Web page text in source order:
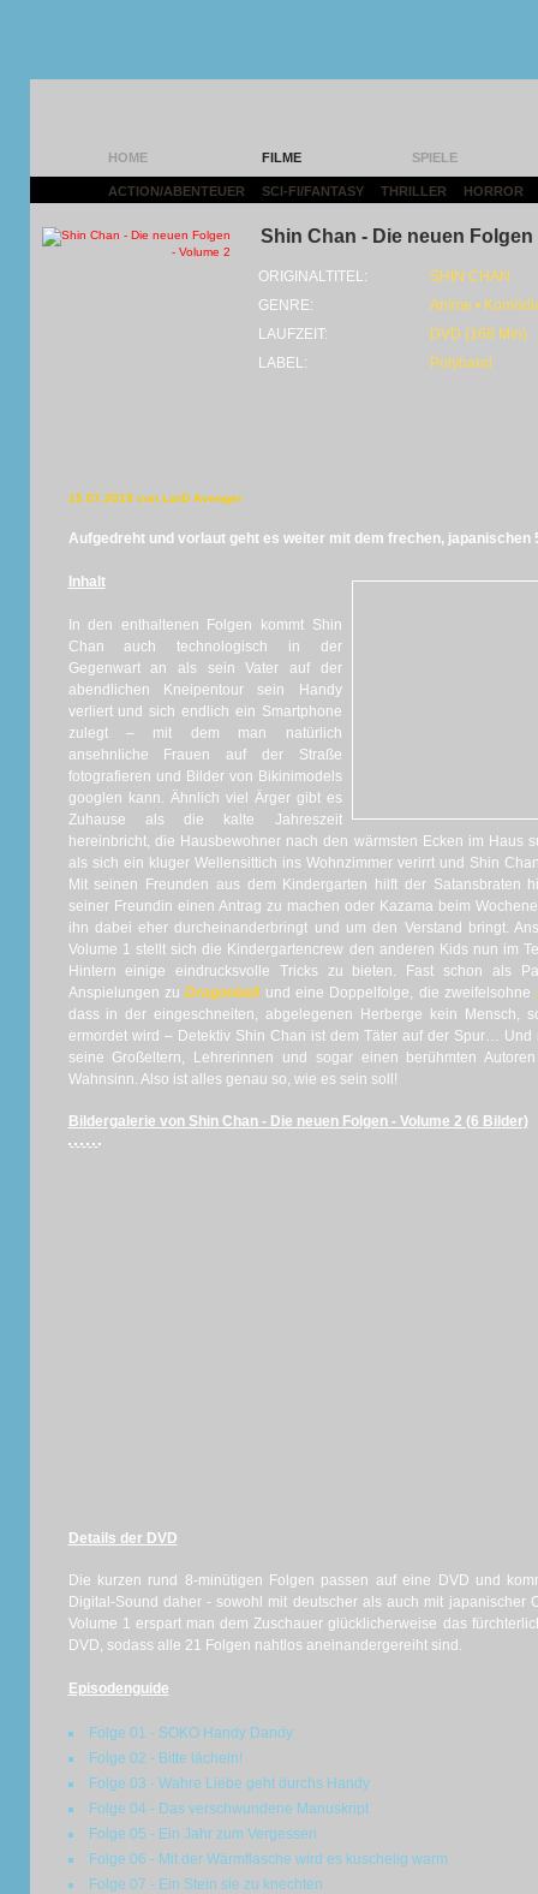
HOME FILME SPIELE
ACTION/ABENTEUER SCI-FI/FANTASY THRILLER HORROR
Shin Chan - Die neuen Folgen
ORIGINALTITEL:
SHIN CHAN
GENRE:
Anime •
LAUFZEIT:
DVD (168 Min)
LABEL:
Polyband
15.07.2019 von LorD Avenger
Aufgedreht und vorlaut geht es weiter mit dem frechen, japanischen
Inhalt
In den enthaltenen Folgen kommt Shin
Chan auch technologisch in der
Gegenwart an als sein Vater auf der
abendlichen Kneipentour sein Handy
verliert und sich endlich ein Smartphone
zulegt – mit dem man natürlich
ansehnliche Frauen auf der Straße
fotografieren und Bilder von Bikinimodels
googlen kann. Ähnlich viel Ärger gibt es
Zuhause als die kalte Jahreszeit
hereinbricht, die Hausbewohner nach den wärmsten Ecken im Haus
als sich ein kluger Wellensittich ins Wohnzimmer verirrt und Shin
Mit seinen Freunden aus dem Kindergarten hilft der Satansbraten
seiner Freundin einen Antrag zu machen oder Kazama beim
ihn dabei eher durcheinanderbringt und um den Verstand bringt.
Volume 1 stellt sich die Kindergartencrew den anderen Kids nun im
Hintern einige eindrucksvolle Tricks zu bieten. Fast schon als
Anspielungen zuDragonball und eine Doppelfolge, die zweifelsohne
dass in der eingeschneiten, abgelegenen Herberge kein Mensch,
ermordet wird – Detektiv Shin Chan ist dem Täter auf der Spur…
seine Großeltern, Lehrerinnen und sogar einen berühmten
Wahnsinn. Also ist alles genau so, wie es sein soll!
Bildergalerie von Shin Chan - Die neuen Folgen - Volume 2 (6 Bilder)
Details der DVD
Die kurzen rund 8-minütigen Folgen passen auf eine DVD und
Digital-Sound daher - sowohl mit deutscher als auch mit japanischer
Volume 1 erspart man dem Zuschauer glücklicherweise das
DVD, sodass alle 21 Folgen nahtlos aneinandergereiht sind.
Episodenguide
Folge 01 - SOKO Handy Dandy
Folge 02 - Bitte lächeln!
Folge 03 - Wahre Liebe geht durchs Handy
Folge 04 - Das verschwundene Manuskript
Folge 05 - Ein Jahr zum Vergessen
Folge 06 - Mit der Wärmflasche wird es kuschelig warm
Folge 07 - Ein Stein sie zu knechten